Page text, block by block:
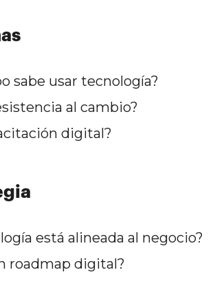
sabe usar tecnología?
al cambio?
digital?
está alineada al negocio?
roadmap digital?